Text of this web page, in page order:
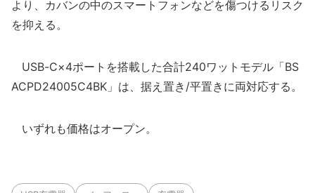
より、カバンの中のスマートフォンなどを傷つけるリスク
を抑える。
USB-C×4ポートを搭載した合計240ワットモデル「BS
ACPD24005C4BK」は、据え置き/平置きに両対応する。
いずれも価格はオープン。